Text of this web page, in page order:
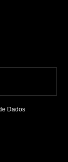
Dados.